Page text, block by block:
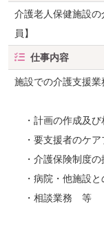
介護老人保健施設
員】
仕事内容
施設での介護支援業
・計画の作成及び
・要支援者のケア
・介護保険制度の
・病院・他施設と
・相談業務 等